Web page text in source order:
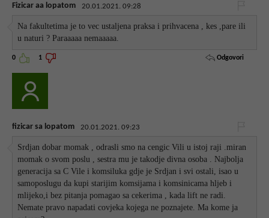
Fizicar aa lopatom 20.01.2021. 09:28
Na fakultetima je to vec ustaljena praksa i prihvacena , kes ,pare ili
u naturi ? Paraaaaa nemaaaaa.
0 1 Odgovori
fizicar sa lopatom 20.01.2021. 09:23
Srdjan dobar momak , odrasli smo na cengic Vili u istoj raji .miran
momak o svom poslu , sestra mu je takodje divna osoba . Najbolja
generacija sa C Vile i komsiluka gdje je Srdjan i svi ostali, isao u
samoposlugu da kupi starijim komsijama i komsinicama hljeb i
mlijeko,i bez pitanja pomagao sa cekerima , kada lift ne radi.
Nemate pravo napadati covjeka kojega ne poznajete. Ma kome ja